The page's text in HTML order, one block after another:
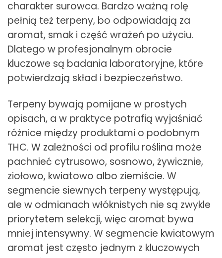
charakter surowca. Bardzo ważną rolę
pełnią też terpeny, bo odpowiadają za
aromat, smak i część wrażeń po użyciu.
Dlatego w profesjonalnym obrocie
kluczowe są badania laboratoryjne, które
potwierdzają skład i bezpieczeństwo.
Terpeny bywają pomijane w prostych
opisach, a w praktyce potrafią wyjaśniać
różnice między produktami o podobnym
THC. W zależności od profilu roślina może
pachnieć cytrusowo, sosnowo, żywicznie,
ziołowo, kwiatowo albo ziemiście. W
segmencie siewnych terpeny występują,
ale w odmianach włóknistych nie są zwykle
priorytetem selekcji, więc aromat bywa
mniej intensywny. W segmencie kwiatowym
aromat jest często jednym z kluczowych